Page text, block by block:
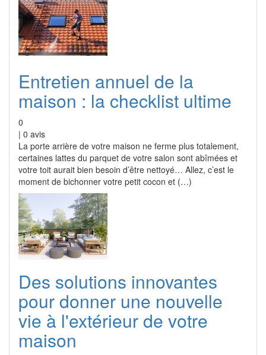
Entretien annuel de la
maison : la checklist ultime
0
| 0 avis
La porte arrière de votre maison ne ferme plus totalement,
certaines lattes du parquet de votre salon sont abîmées et
votre toit aurait bien besoin d’être nettoyé… Allez, c’est le
moment de bichonner votre petit cocon et (…)
Des solutions innovantes
pour donner une nouvelle
vie à l'extérieur de votre
maison